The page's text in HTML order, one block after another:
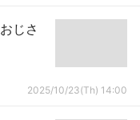
じさ
2025/10/23(Th) 14:00